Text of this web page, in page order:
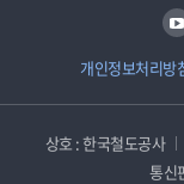
개인정보처리방
유튜브
상호 : 한국철도공사
통신